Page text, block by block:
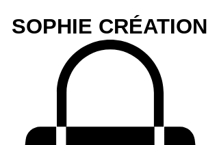
SOPHIE CRÉATION